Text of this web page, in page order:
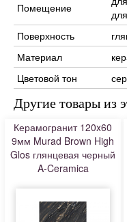
Помещение
Поверхность
Материал
Цветовой тон
Другие товары из
Керамогранит 120x60
9мм Murad Brown High
Glos глянцевая черный
A-Ceramica